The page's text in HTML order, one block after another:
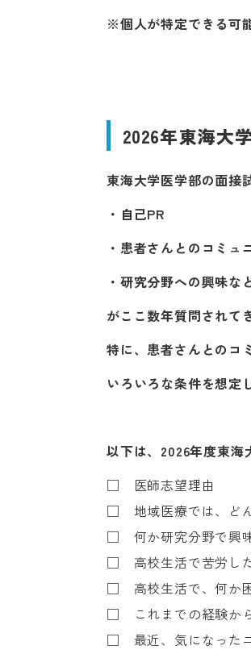
※個人が特定できる可
2026年東海
東海大学医学部の面接
・自己PR
・患者さんとのコミュ
・研究分野への興味な
がここ数年質問されて
特に、患者さんとのコ
いろいろな条件を想定
以下は、2026年度東海
□ 医師志望理由
□ 地域医療では、ど
□ 何か研究分野で興味
□ 高校生活で苦労した
□ 高校生活で、何か
□ これまでの経験から
□ 最近、気になったニ